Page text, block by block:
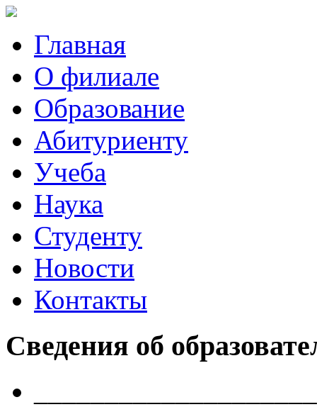
Главная
О филиале
Образование
Абитуриенту
Учеба
Наука
Студенту
Новости
Контакты
Сведения об